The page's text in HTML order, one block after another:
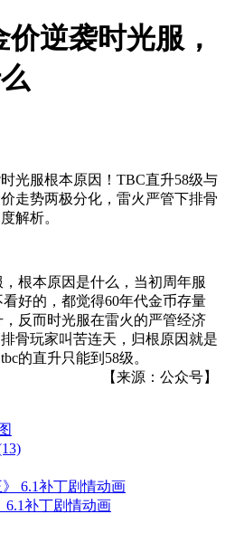
逆袭时光服，
光服根本原因！TBC直升58级与
走势两极分化，雷火严管下排骨
解析。
根本原因是什么，当初周年服
好的，都觉得60年代金币存量
反而时光服在雷火的严管经济
骨玩家叫苦连天，归根原因就是
的直升只能到58级。
【来源：公众号】
6.1补丁剧情动画